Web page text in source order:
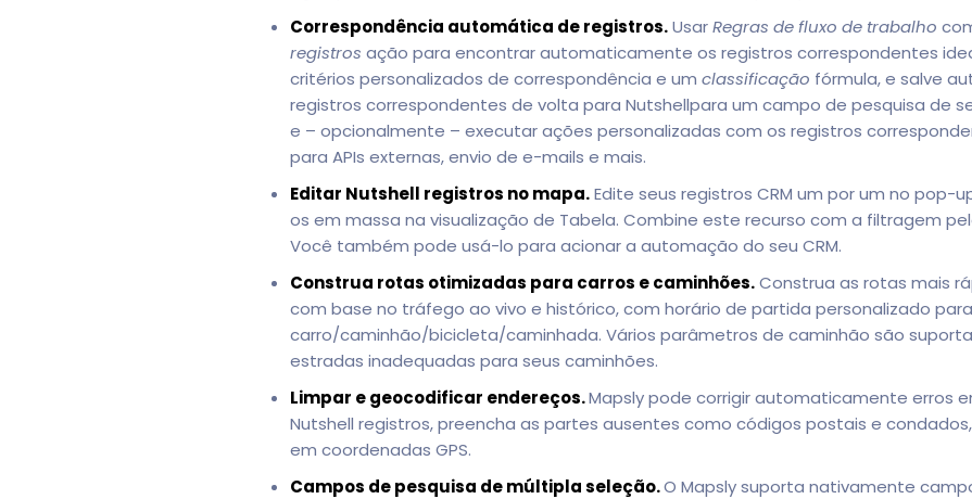
Correspondência automática de registros.UsarRegras de fluxo de trabalho
registros ação para encontrar automaticamente os registros correspondentes
critérios personalizados de correspondência e um classificação fórmula, e salve
registros correspondentes de volta para Nutshellpara um campo de pesquisa de
e – opcionalmente – executar ações personalizadas com os registros
para APIs externas, envio de e-mails e mais.
Editar Nutshell registros no mapa.Edite seus registros CRM um por um no pop-
os em massa na visualização de Tabela. Combine este recurso com a filtragem
Você também pode usá-lo para acionar a automação do seu CRM.
Construa rotas otimizadas para carros e caminhões.Construa as rotas mais
com base no tráfego ao vivo e histórico, com horário de partida personalizado para
carro/caminhão/bicicleta/caminhada. Vários parâmetros de caminhão são
estradas inadequadas para seus caminhões.
Limpar e geocodificar endereços.Mapsly pode corrigir automaticamente erros
Nutshell registros, preencha as partes ausentes como códigos postais e
em coordenadas GPS.
Campos de pesquisa de múltipla seleção.O Mapsly suporta nativamente